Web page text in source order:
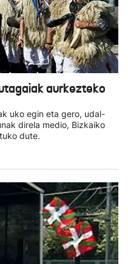
aurkezteko
uko egin eta gero, udal-
direla medio, Bizkaiko
dute.